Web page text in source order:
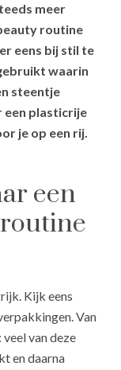
meer
routine
eens bij stil te
waarin
steentje
een plasticrije
je op een rij.
een
Kijk eens
Van
van deze
en daarna